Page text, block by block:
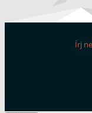
Írj